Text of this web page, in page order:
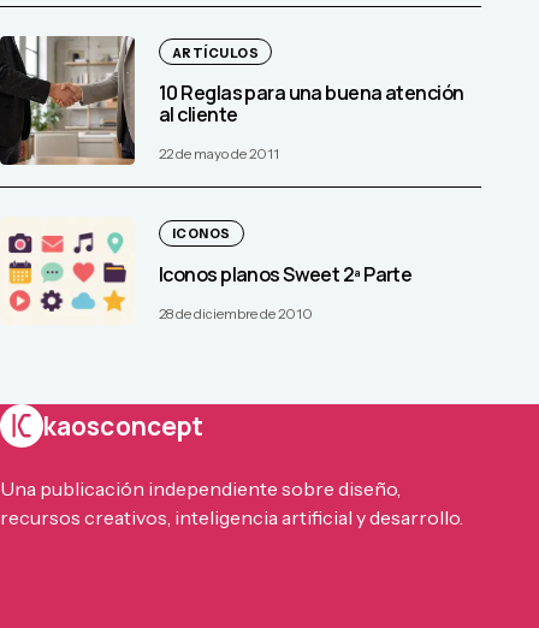
ARTÍCULOS
10 Reglas para una buena atención
al cliente
22 de mayo de 2011
ICONOS
Iconos planos Sweet 2ª Parte
28 de diciembre de 2010
kaosconcept
Una publicación independiente sobre diseño,
recursos creativos, inteligencia artificial y desarrollo.